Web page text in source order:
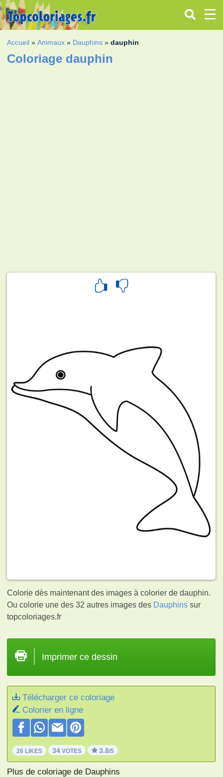
Accueil »Animaux » Dauphins »dauphin
Coloriage dauphin
Colorie dès maintenant des images à colorier de dauphin.
Ou colorie une des 32 autres images des Dauphins sur
topcoloriages.fr
Imprimer ce dessin
Télécharger ce coloriage
Colorier en ligne
26 LIKES 34 VOTES 3.8/5
Plus de coloriage de Dauphins